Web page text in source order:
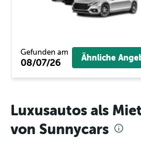
Gefunden am
08/07/26 Ähnliche
Luxusautos als
von Sunnycars